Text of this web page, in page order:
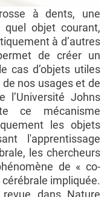
à dents, une
objet courant,
à d’autres
de créer un
cas d’objets utiles
nos usages et de
l’Université Johns
ce mécanisme
les objets
l'apprentissage
les chercheurs
de « co-
impliquée.
dans Nature